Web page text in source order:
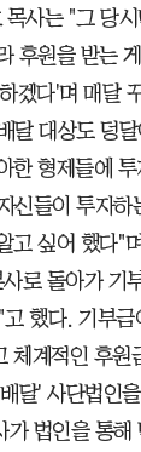
사는 "그 당
후원을 받는
겠다'며 매달
달 대상도 덩
한 형제들에
신들이 투자하
고 싶어 했다"
로 돌아가 기
했다. 기부
체계적인 후원
달' 사단법인
법인을 통해